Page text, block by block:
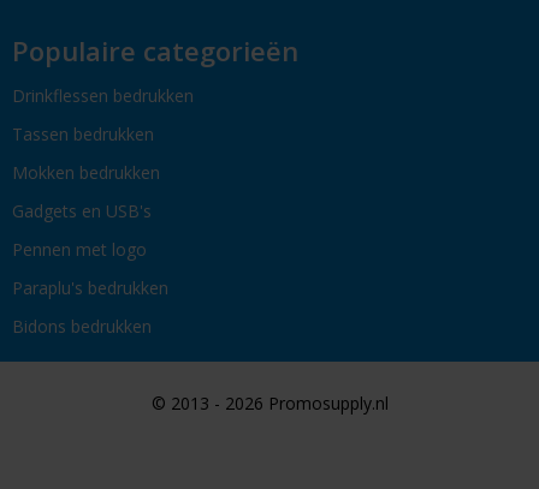
Populaire categorieën
Drinkflessen bedrukken
Tassen bedrukken
Mokken bedrukken
Gadgets en USB's
Pennen met logo
Paraplu's bedrukken
Bidons bedrukken
© 2013 - 2026 Promosupply.nl